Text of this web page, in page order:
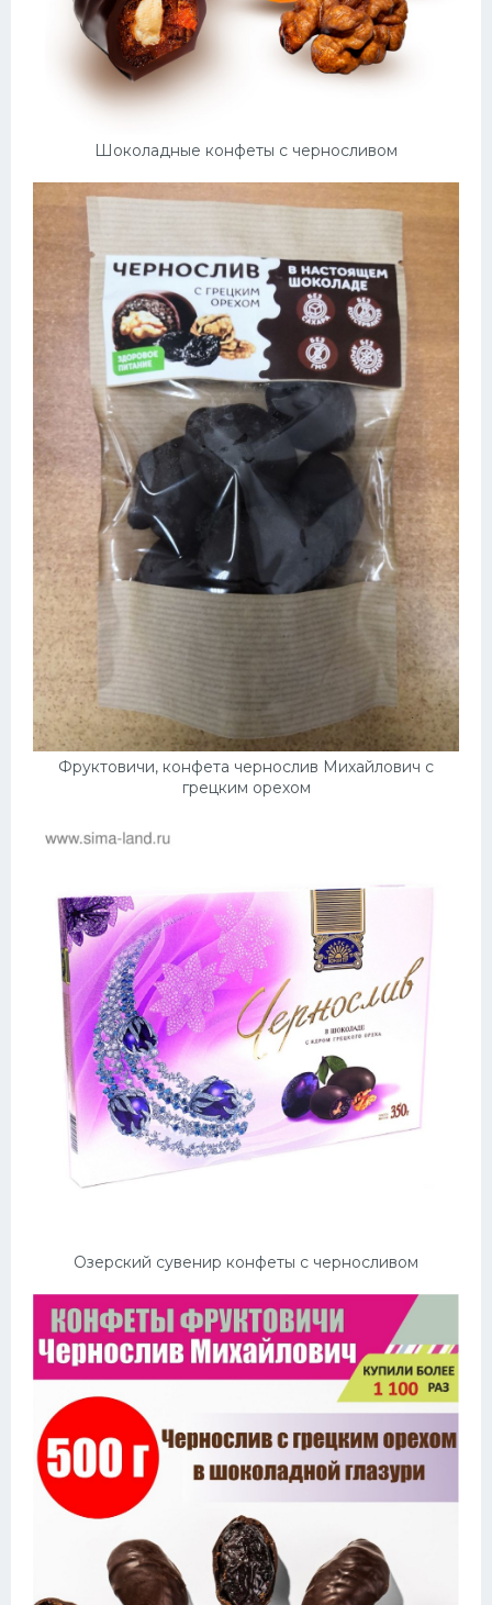
Шоколадные конфеты с черносливом
Фруктовичи, конфета чернослив Михайлович с
грецким орехом
Озерский сувенир конфеты с черносливом